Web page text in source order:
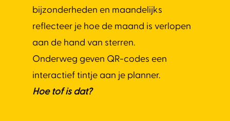
bijzonderheden en maandelijks
reflecteer je hoe de maand is verlopen
aan de hand van sterren.
Onderweg geven QR-codes een
interactief tintje aan je planner.
Hoe tof is dat?